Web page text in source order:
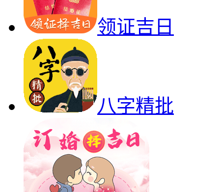
领证吉日
八字精批